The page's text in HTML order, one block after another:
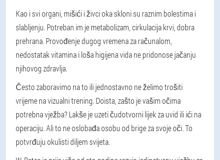
Kao i svi organi, mišići i živci oka skloni su raznim bolestima i
slabljenju. Potreban im je metabolizam, cirkulacija krvi, dobra
prehrana. Provođenje dugog vremena za računalom,
nedostatak vitamina i loša higijena vida ne pridonose jačanju
njihovog zdravlja.
Često zaboravimo na to ili jednostavno ne želimo trošiti
vrijeme na vizualni trening. Doista, zašto je vašim očima
potrebna vježba? Lakše je uzeti čudotvorni lijek za uvid ili ići na
operaciju. Ali to ne oslobađa osobu od brige za svoje oči. To
potvrđuju okulisti diljem svijeta.